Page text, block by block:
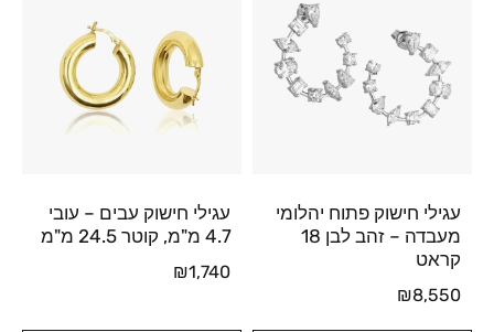
עגילי חישוק פתוח יהלומי
מעבדה – זהב לבן 18
קראט
₪8,550
עגילי חישוק עבים – עובי
4.7 מ"מ, קוטר 24.5 מ"מ
₪1,740